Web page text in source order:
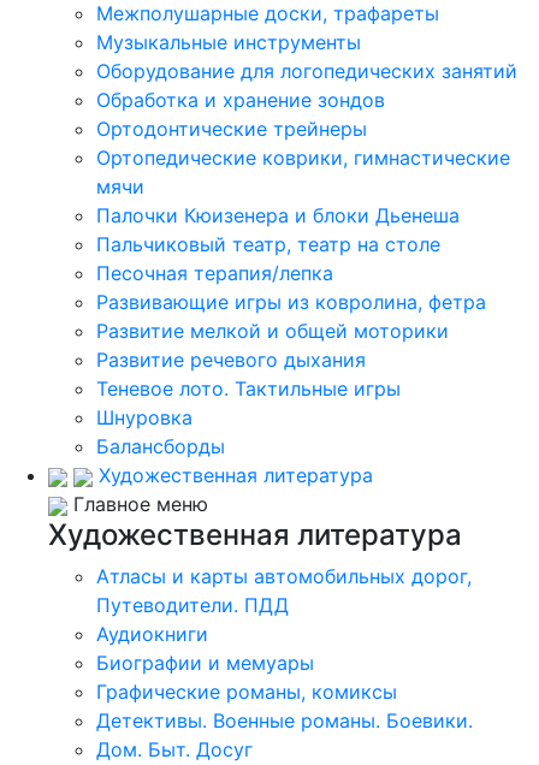
Межполушарные доски, трафареты
Музыкальные инструменты
Оборудование для логопедических занятий
Обработка и хранение зондов
Ортодонтические трейнеры
Ортопедические коврики, гимнастические
мячи
Палочки Кюизенера и блоки Дьенеша
Пальчиковый театр, театр на столе
Песочная терапия/лепка
Развивающие игры из ковролина, фетра
Развитие мелкой и общей моторики
Развитие речевого дыхания
Теневое лото. Тактильные игры
Шнуровка
Балансборды
Художественная литература
Главное меню
Художественная литература
Атласы и карты автомобильных дорог,
Путеводители. ПДД
Аудиокниги
Биографии и мемуары
Графические романы, комиксы
Детективы. Военные романы. Боевики.
Дом. Быт. Досуг